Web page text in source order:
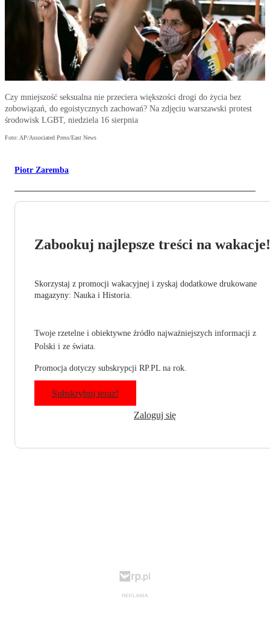
Czy mniejszość seksualna nie przeciera większości drogi do życia bez
zobowiązań, do egoistycznych zachowań? Na zdjęciu warszawski protest
środowisk LGBT, niedziela 16 sierpnia
Foto: AP/Associated Press/East News
Piotr Zaremba
Zabookuj najlepsze treści na wakacje!
Skorzystaj z promocji wakacyjnej i zyskaj dodatkowe drukowane
magazyny: Nauka i Historia.
Twoje rzetelne i obiektywne źródło najważniejszych informacji z
Polski i ze świata.
Promocja dotyczy subskrypcji RP.PL na rok.
Subskrybuj teraz!
Zaloguj się